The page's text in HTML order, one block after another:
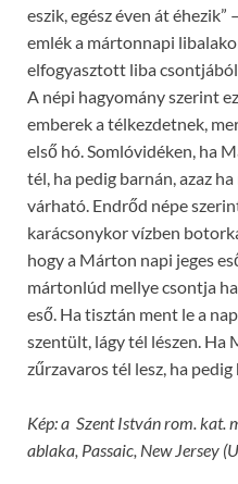
eszik, egész éven át
emlék a mártonnapi
elfogyasztott liba
A népi hagyomány szerint
emberek a télkezdetnek,
első hó. Somlóvidéken, ha
tél, ha pedig barnán, azaz
várható. Endrőd népe
karácsonykor vízben
hogy a Márton napi jeges
mártonlúd mellye csontja
eső. Ha tisztán ment le a
szentült, lágy tél lészen. Ha
zűrzavaros tél lesz, ha pedig
Kép: a Szent István rom. kat.
ablaka, Passaic, New Jersey